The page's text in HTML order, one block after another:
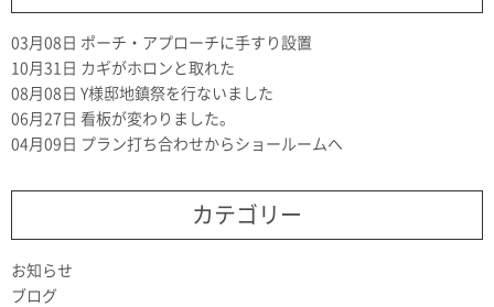
03月08日 ポーチ・アプローチに手すり設置
10月31日 カギがホロンと取れた
08月08日 Y様邸地鎮祭を行ないました
06月27日 看板が変わりました。
04月09日 プラン打ち合わせからショールームへ
カテゴリー
お知らせ
ブログ